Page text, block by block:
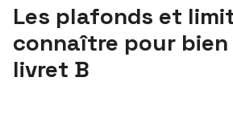
Les plafonds et
connaître pour bien
livret B